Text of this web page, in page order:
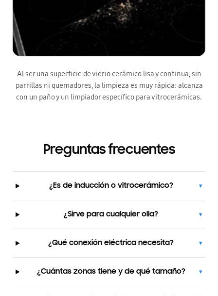
Al ser una superficie de vidrio cerámico lisa y continua, sin
parrillas ni quemadores, la limpieza es muy rápida: alcanza
con un paño y un limpiador específico para vitrocerámicas.
Preguntas frecuentes
¿Es de inducción o vitrocerámico? ▾
¿Sirve para cualquier olla? ▾
¿Qué conexión eléctrica necesita? ▾
¿Cuántas zonas tiene y de qué tamaño? ▾